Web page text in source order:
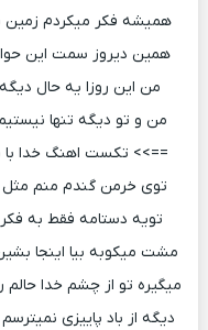
همیشه فکر میکردم زمین
همین دیروز سمت این
من این روزا یه حال
من و تو دیگه تنها
==>> تکست اهنگ خدا با
توی خرمن گندم منم مثل
تویه دستامه فقط به
مشت میکوبه بیا اینجا
میگیره تو از چشم خدا
دیگه از باد پاییزی